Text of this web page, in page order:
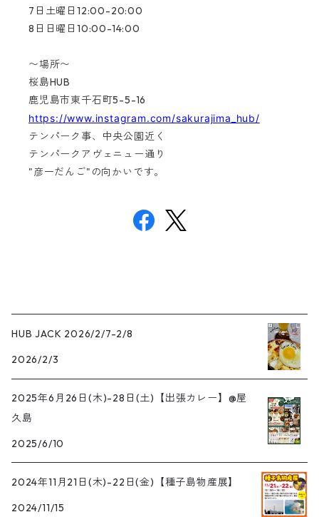
7日土曜日12:00-20:00
8日日曜日10:00-14:00
〜場所〜
桜島HUB
鹿児島市東千石町5-5-16
https://www.instagram.com/sakurajima_hub/
テンパーク事、中央公園近く
テンパークアヴェニュー通り
"彦一だんご"の向かいです。
HUB JACK 2026/2/7-2/8
2026/2/3
2025年6月26日(木)-28日(土)【出張カレー】@屋
久島
2025/6/10
2024年11月21日(木)-22日(金)【種子島物産展】
2024/11/15